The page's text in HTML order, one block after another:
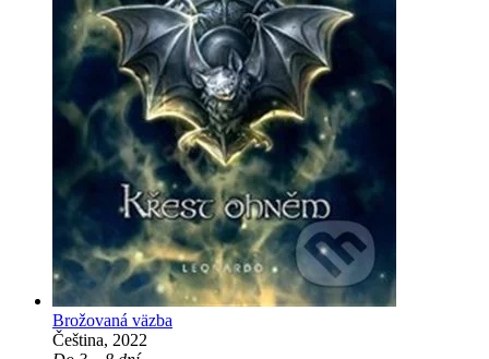
Brožovaná väzba
Čeština, 2022